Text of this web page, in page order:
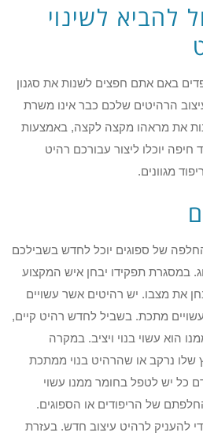
להביא לשינוי
באם אתם חפצים לשנות את סגנון
הרהיטים שלכם כבר אינו משרת
את מראהו מקצה לקצה, באמצעות
חיפה יוכלו ליצור עבורכם רהיט
מגוונים.
של ספוגים יוכל לחדש בשבילכם
במסגרת תפקידו יבחן איש המקצוע
את מצבו. יש רהיטים אשר עשויים
מתכת. בשביל לחדש רהיט קיים,
הוא עשוי בנוי ויציב. במקרה
שלו נרקב או שהרהיט בנוי ממתכת
כל יש לטפל בחומר ממנו עשוי
של הריפודים או הספוגים.
להעניק לרהיט עיצוב חדש. בעזרת